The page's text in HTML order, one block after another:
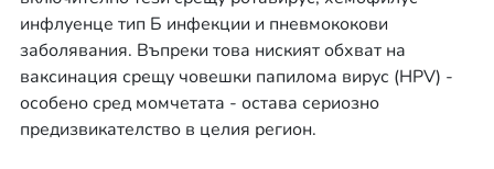
инфлуенце тип Б инфекции и пневмококови
заболявания. Въпреки това ниският обхват на
ваксинация срещу човешки папилома вирус (HPV) -
особено сред момчетата - остава сериозно
предизвикателство в целия регион.